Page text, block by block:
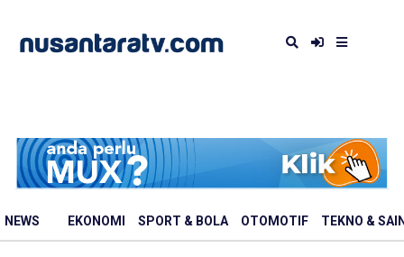
NEWS EKONOMI SPORT & BOLA OTOMOTIF TEKNO &